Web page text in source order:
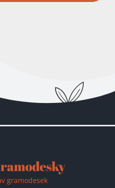
košíku!
gramodesek